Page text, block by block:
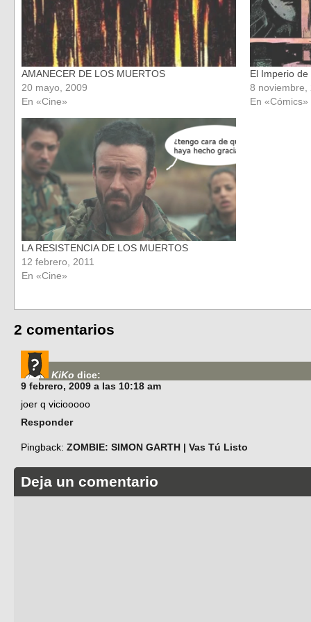
AMANECER DE LOS MUERTOS
20 mayo, 2009
En «Cine»
El Imperio
8 noviembre,
En «Cómics»
LA RESISTENCIA DE LOS MUERTOS
12 febrero, 2011
En «Cine»
2 comentarios
KiKo dice:
9 febrero, 2009 a las 10:18 am
joer q viciooooo
Responder
Pingback: ZOMBIE: SIMON GARTH | Vas Tú Listo
Deja un comentario